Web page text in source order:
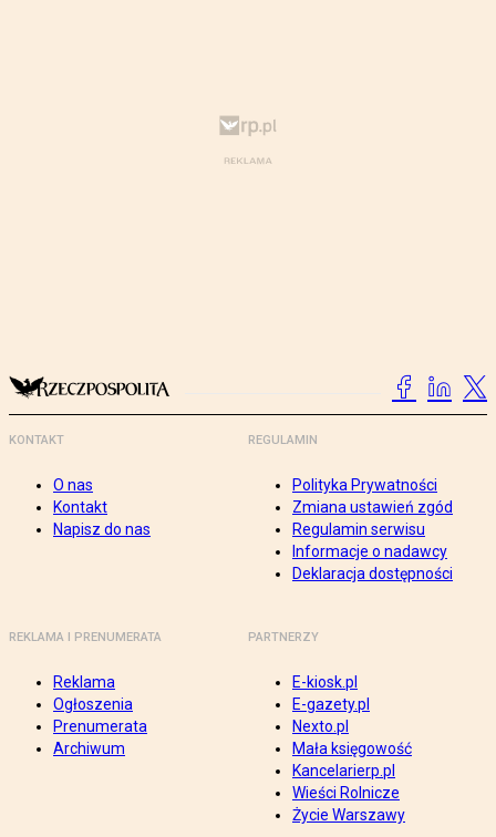
KONTAKT
O nas
Kontakt
Napisz do nas
REGULAMIN
Polityka Prywatności
Zmiana ustawień zgód
Regulamin serwisu
Informacje o nadawcy
Deklaracja dostępności
REKLAMA I PRENUMERATA
Reklama
Ogłoszenia
Prenumerata
Archiwum
PARTNERZY
E-kiosk.pl
E-gazety.pl
Nexto.pl
Mała księgowość
Kancelarierp.pl
Wieści Rolnicze
Życie Warszawy